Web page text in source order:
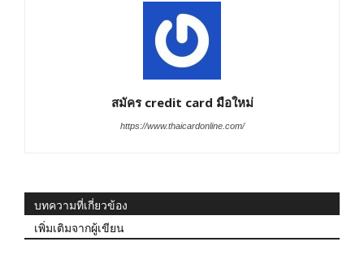
สมัคร credit card มือใหม่
https://www.thaicardonline.com/
บทความที่เกี่ยวข้อง
เพิ่มเติมจากผู้เขียน